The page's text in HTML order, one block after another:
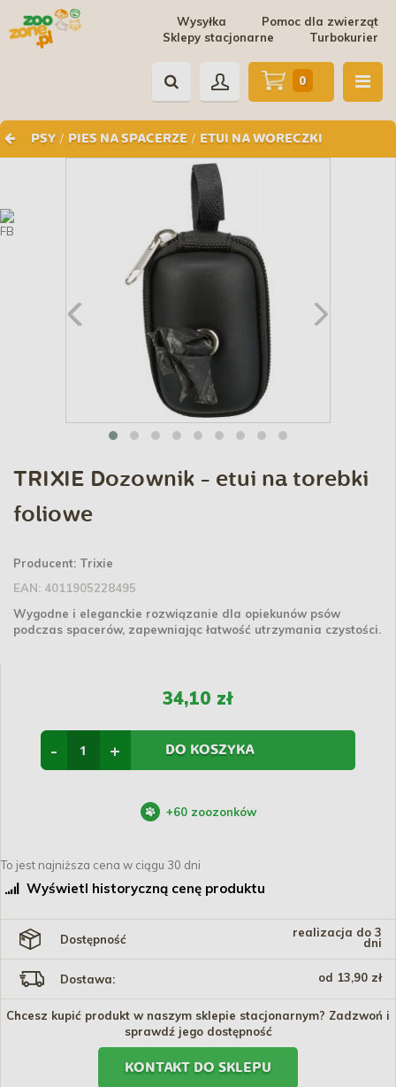
Pomoc dla zwierząt
Wysyłka
Turbokurier
Sklepy stacjonarne
PSY / PIES NA SPACERZE / ETUI NA WORECZKI
0
TRIXIE Dozownik - etui na torebki
foliowe
Producent: Trixie
EAN: 4011905228495
Wygodne i eleganckie rozwiązanie dla opiekunów psów
podczas spacerów, zapewniając łatwość utrzymania czystości.
34,10 zł
+
- DO KOSZYKA
+60 zoozonków
To jest najniższa cena w ciągu 30 dni
Wyświetl historyczną cenę produktu
Dostępność
realizacja do 3
dni
Dostawa: od 13,90 zł
Chcesz kupić produkt w naszym sklepie stacjonarnym? Zadzwoń i
sprawdź jego dostępność
KONTAKT DO SKLEPU